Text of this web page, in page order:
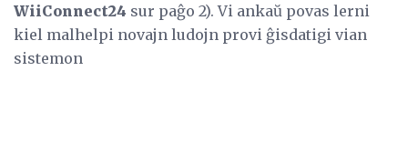
WiiConnect24 sur paĝo 2). Vi ankaŭ povas lerni
kiel malhelpi novajn ludojn provi ĝisdatigi vian
sistemon